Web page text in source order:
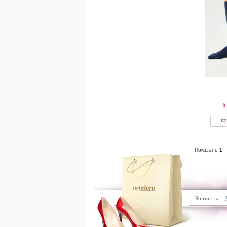
5
Показано 1 -
Контакты